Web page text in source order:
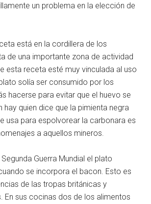
un problema en la elección de
está en la cordillera de los
de una importante zona de actividad
esta receta esté muy vinculada al uso
solía ser consumido por los
hacerse para evitar que el huevo se
hay quien dice que la pimienta negra
usa para espolvorear la carbonara es
a aquellos mineros.
Guerra Mundial el plato
se incorpora el bacon. Esto es
de las tropas británicas y
En sus cocinas dos de los alimentos